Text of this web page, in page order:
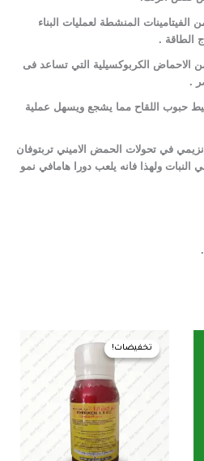
المنشطة لعمليات البناء
الطاقة .
الكربوكسيلية التي تساعد فى
.
حبوب اللقاح مما يشجع ويسهل عملية
في تحولات الحمض الاميني تربتوفان
ولهذا فانه يلعب دورا هامافي نمو
تخفيضات!
تخفيضات!
السعر
الأصلي
السعر
الحالي
110,00 EGP.